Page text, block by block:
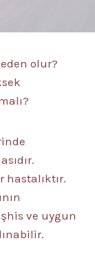
olur?
hastalıktır.
ve uygun